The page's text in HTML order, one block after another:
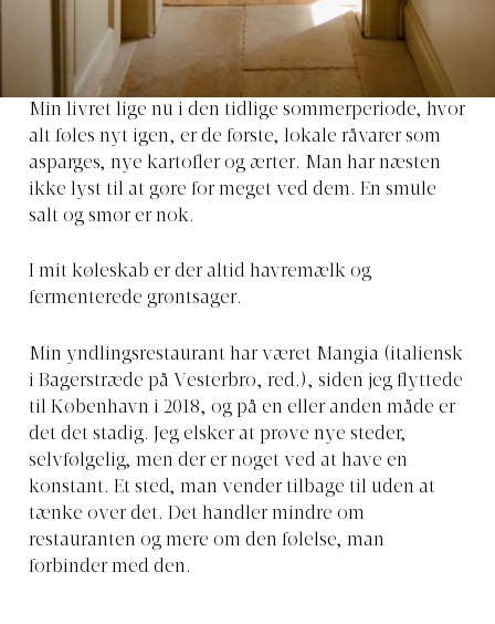
Min livret lige nu i den tidlige sommerperiode, hvor
alt føles nyt igen, er de første, lokale råvarer som
asparges, nye kartofler og ærter. Man har næsten
ikke lyst til at gøre for meget ved dem. En smule
salt og smør er nok.
I mit køleskab er der altid havremælk og
fermenterede grøntsager.
Min yndlingsrestaurant har været Mangia (italiensk
i Bagerstræde på Vesterbro, red.), siden jeg flyttede
til København i 2018, og på en eller anden måde er
det det stadig. Jeg elsker at prøve nye steder,
selvfølgelig, men der er noget ved at have en
konstant. Et sted, man vender tilbage til uden at
tænke over det. Det handler mindre om
restauranten og mere om den følelse, man
forbinder med den.